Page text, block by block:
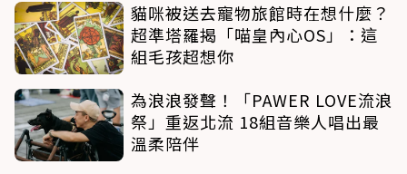
貓咪被送去寵物旅館時在想什麼？
超準塔羅揭「喵皇內心OS」：這
組毛孩超想你
為浪浪發聲！「PAWER LOVE流浪
祭」重返北流 18組音樂人唱出最
溫柔陪伴